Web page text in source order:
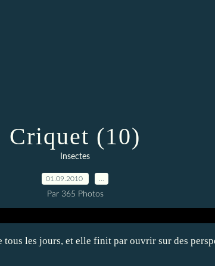
Criquet (10)
Insectes
01.09.2010
Par 365 Photos
les jours, et elle finit par ouvrir sur des